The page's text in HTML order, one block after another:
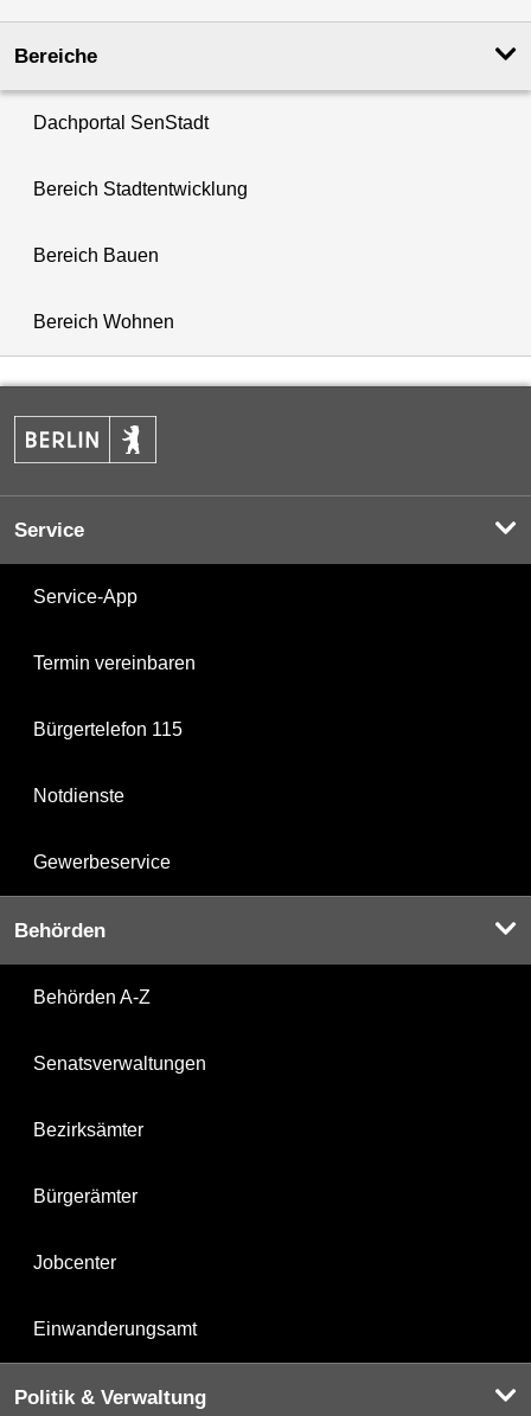
Bereiche
Dachportal SenStadt
Bereich Stadtentwicklung
Bereich Bauen
Bereich Wohnen
Service
Service-App
Termin vereinbaren
Bürgertelefon 115
Notdienste
Gewerbeservice
Behörden
Behörden A-Z
Senatsverwaltungen
Bezirksämter
Bürgerämter
Jobcenter
Einwanderungsamt
Politik & Verwaltung